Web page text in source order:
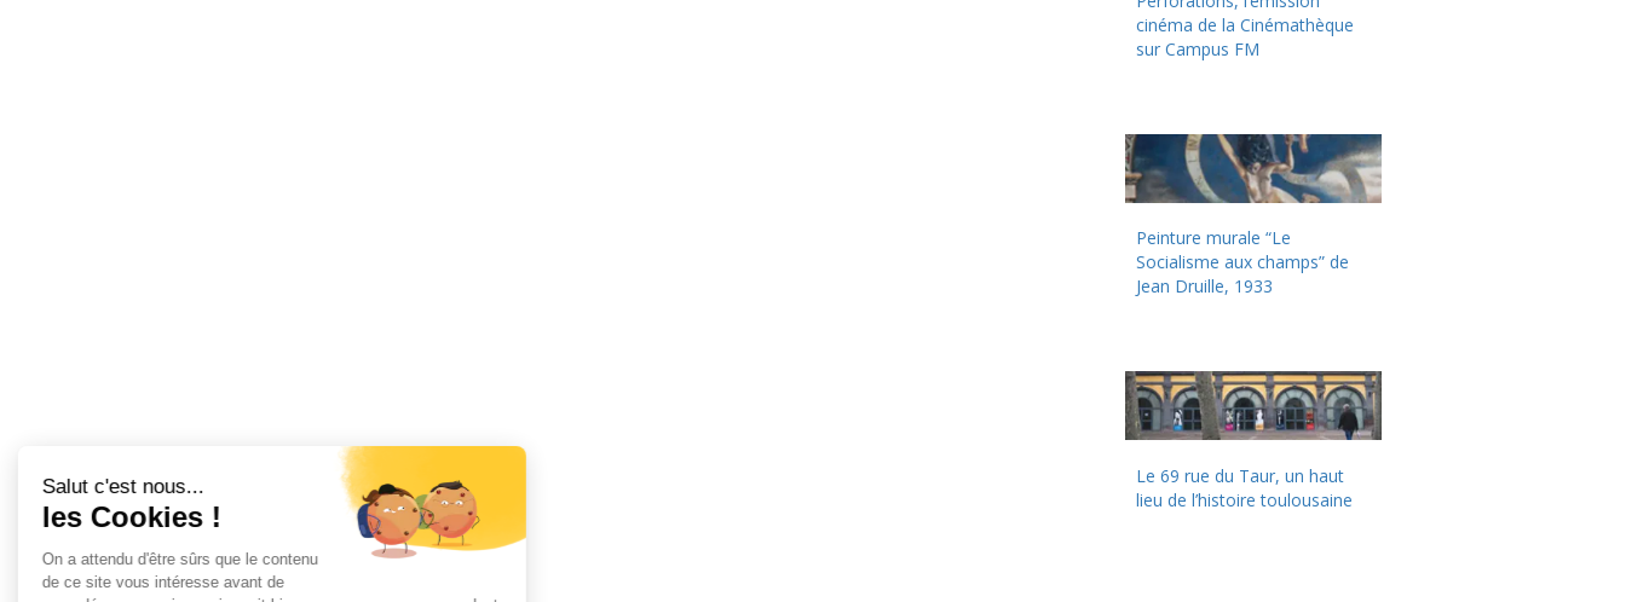
cinéma de la Cinémathèque
sur Campus FM
Peinture murale “Le
Socialisme aux champs” de
Jean Druille, 1933
Le 69 rue du Taur, un haut
lieu de l’histoire toulousaine